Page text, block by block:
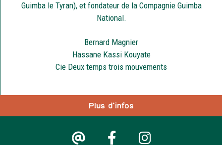
Plus d'infos
Guimba le Tyran), et fondateur de la Compagnie Guimba
National.
Bernard Magnier
Hassane Kassi Kouyate
Cie Deux temps trois mouvements